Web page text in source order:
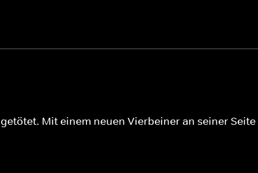
Mit einem neuen Vierbeiner an seiner